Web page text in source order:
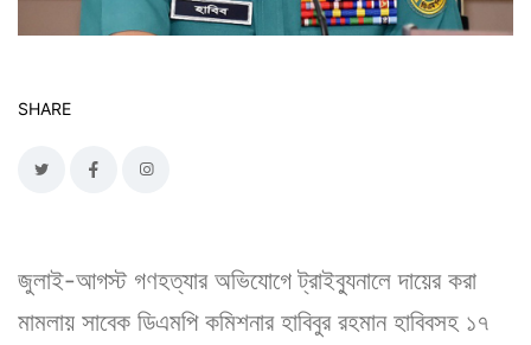
SHARE
জুলাই-আগস্ট গণহত্যার অভিযোগে ট্রাইব্যুনালে দায়ের করা
মামলায় সাবেক ডিএমপি কমিশনার হাবিবুর রহমান হাবিবসহ ১৭